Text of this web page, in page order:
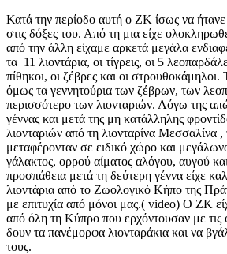
Κατά την περίοδο αυτή ο ΖΚ ίσως να ήτανε
στις δόξες του. Από τη μια είχε
από την άλλη είχαμε αρκετά μεγάλα
τα 11 λιοντάρια, οι τίγρεις, οι 5
πίθηκοι, οι ζέβρες και οι στρουθοκάμηλοι.
όμως τα γεννητούρια των ζέβρων, των
περισσότερο των λιονταριών. Λόγω της
γέννας και μετά της μη κατάλληλης
λιονταριών από τη λιονταρίνα Μεσσαλίνα
μεταφέρονταν σε ειδικό χώρο και
γάλακτος, ορρού αίματος αλόγου, αυγού
προσπάθεια μετά τη δεύτερη γέννα είχε
λιοντάρια από το Ζωολογικό Κήπο της
με επιτυχία από μόνοι μας.( video) Ο ΖΚ
από όλη τη Κύπρο που ερχόντουσαν με τις
δουν τα πανέμορφα λιονταράκια και να
τους.